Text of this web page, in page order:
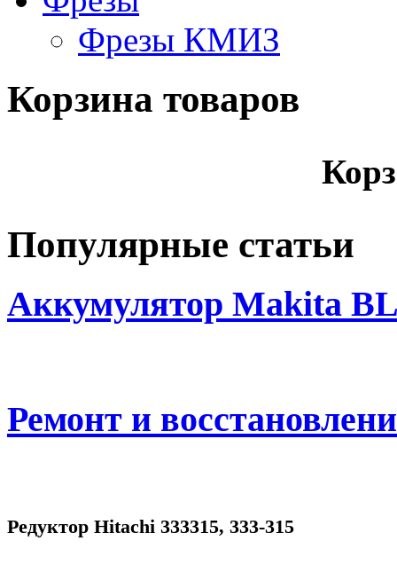
Фрезы КМИЗ
Корзина товаров
Популярные статьи
Аккумулятор Makita
Ремонт и
Редуктор Hitachi 333315, 333-315